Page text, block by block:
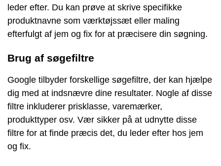
leder efter. Du kan prøve at skrive specifikke
produktnavne som værktøjssæt eller maling
efterfulgt af jem og fix for at præcisere din søgning.
Brug af søgefiltre
Google tilbyder forskellige søgefiltre, der kan hjælpe
dig med at indsnævre dine resultater. Nogle af disse
filtre inkluderer prisklasse, varemærker,
produkttyper osv. Vær sikker på at udnytte disse
filtre for at finde præcis det, du leder efter hos jem
og fix.